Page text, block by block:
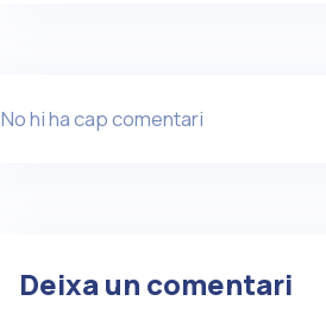
No hi ha cap comentari
Deixa un comentari